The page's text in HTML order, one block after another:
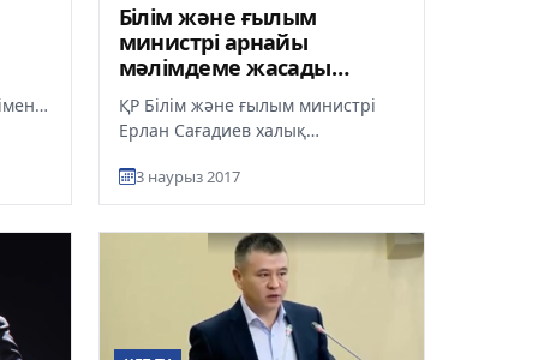
Білім және ғылым
министрі арнайы
мәлімдеме жасады
(видео)
ҚР Білім және ғылым министрі
Ерлан Сағадиев халық
саласындағы түйіткілді
жағдайларға б...
3 наурыз 2017